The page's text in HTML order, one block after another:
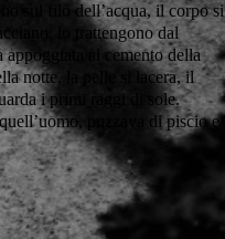
sul filo dell’acqua, il corpo si
lo trattengono dal
al cemento della
notte, la pelle si lacera, il
i primi raggi di sole.
puzzava di piscio e